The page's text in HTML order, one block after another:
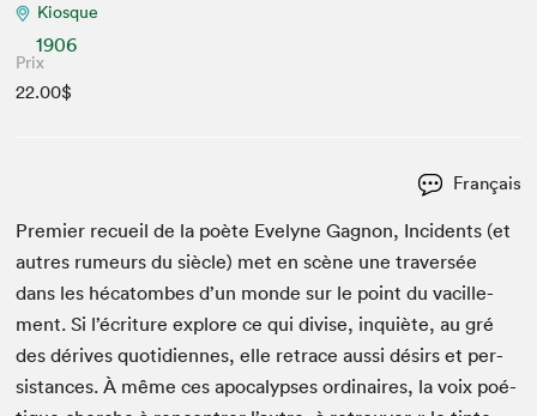
Kiosque
1906
Prix
22.00$
Français
Pre­mier recueil de la poète Eve­lyne Gagnon, Inci­dents (et
autres rumeurs du siè­cle) met en scène une tra­ver­sée
dans les hécatombes d’un monde sur le point du vac­ille­
ment. Si l’écriture explore ce qui divise, inquiète, au gré
des dérives quo­ti­di­ennes, elle retrace aus­si désirs et per­
sis­tances. À même ces apoc­a­lypses ordi­naires, la voix poé­